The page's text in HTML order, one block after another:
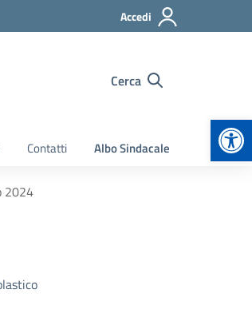
Accedi
Cerca
Contatti Albo Sindacale
2024